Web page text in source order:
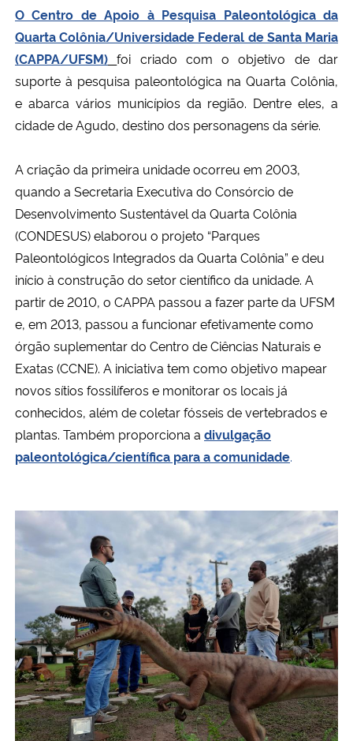
O Centro de Apoio à Pesquisa Paleontológica da
Quarta Colônia/Universidade Federal de Santa Maria
(CAPPA/UFSM) foi criado com o objetivo de dar
suporte à pesquisa paleontológica na Quarta Colônia,
e abarca vários municípios da região. Dentre eles, a
cidade de Agudo, destino dos personagens da série.
A criação da primeira unidade ocorreu em 2003,
quando a Secretaria Executiva do Consórcio de
Desenvolvimento Sustentável da Quarta Colônia
(CONDESUS) elaborou o projeto “Parques
Paleontológicos Integrados da Quarta Colônia” e deu
início à construção do setor científico da unidade. A
partir de 2010, o CAPPA passou a fazer parte da UFSM
e, em 2013, passou a funcionar efetivamente como
órgão suplementar do Centro de Ciências Naturais e
Exatas (CCNE). A iniciativa tem como objetivo mapear
novos sítios fossilíferos e monitorar os locais já
conhecidos, além de coletar fósseis de vertebrados e
plantas. Também proporciona a divulgação
paleontológica/científica para a comunidade.